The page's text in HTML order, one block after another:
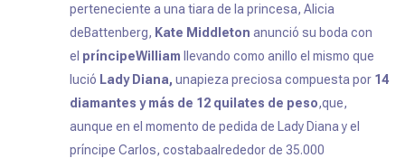
perteneciente a una tiara de la princesa, Alicia
deBattenberg, Kate Middleton anunció su boda con
el príncipeWilliam llevando como anillo el mismo que
lució Lady Diana, unapieza preciosa compuesta por 14
diamantes y más de 12 quilates de peso,que,
aunque en el momento de pedida de Lady Diana y el
príncipe Carlos, costabaalrededor de 35.000